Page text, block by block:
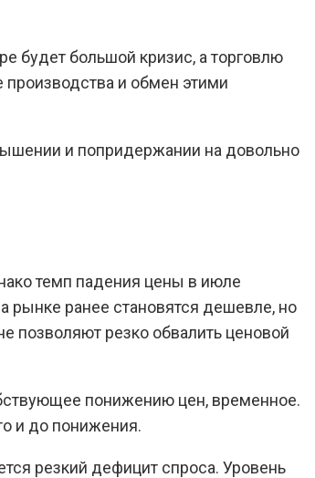
будет большой кризис, а торговлю
производства и обмен этими
и попридержании на довольно
темп падения цены в июле
рынке ранее становятся дешевле, но
резко обвалить ценовой
понижению цен, временное.
и до понижения.
резкий дефицит спроса. Уровень